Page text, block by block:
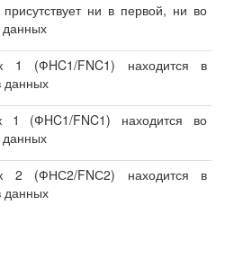
ни в первой, ни во
данных
1 (ФHC1/FNC1) находится в
данных
1 (ФHC1/FNC1) находится во
данных
2 (ФНС2/FNС2) находится в
данных